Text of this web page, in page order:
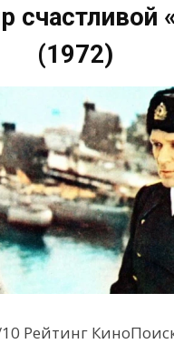
счастливой
(1972)
Рейтинг